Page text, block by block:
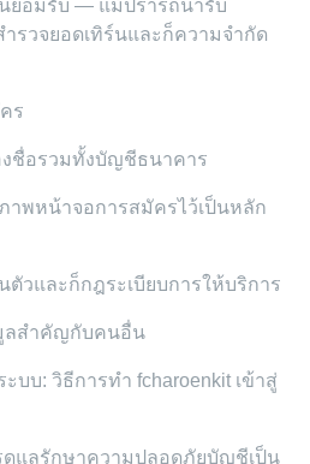
ยอมรับ — แม้ปรารถนารับ
ำรวจยอดเทิร์นและก็ความจำกัด
ร
ชื่อรวมทั้งบัญชีธนาคาร
าพหน้าจอการสมัครไว้เป็นหลัก
วและก็กฎระเบียบการให้บริการ
ลสำคัญกับคนอื่น
บบ: วิธีการทำ fcharoenkit เข้าสู่
ดูแลรักษาความปลอดภัยบัญชีเป็น